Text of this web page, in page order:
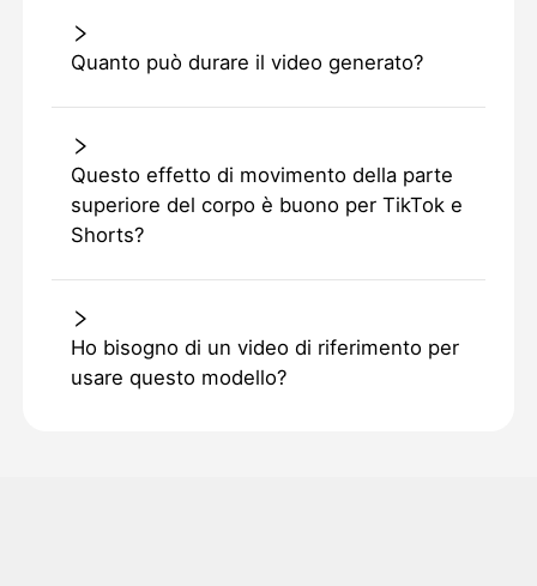
Quanto può durare il video generato?
Questo effetto di movimento della parte
superiore del corpo è buono per TikTok e
Shorts?
Ho bisogno di un video di riferimento per
usare questo modello?